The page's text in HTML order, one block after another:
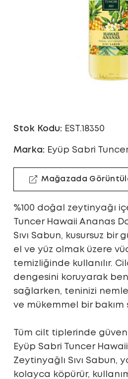
Stok Kodu: EST.18350
Marka: Eyüp Sabri
Mağazada
%100 doğal zeytinyağı
Tuncer Hawaii Ananas
Sıvı Sabun, kusursuz bir
el ve yüz olmak üzere
temizliğinde kullanılır.
dengesini koruyarak
sağlarken, teninizi
ve mükemmel bir bakım
Tüm cilt tiplerinde
Eyüp Sabri Tuncer
Zeytinyağlı Sıvı Sabun,
kolayca köpürür,